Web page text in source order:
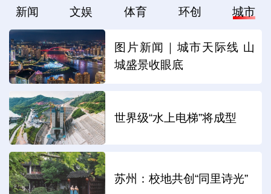
新闻 文娱 体育 环创 城市
图片新闻｜城市天际线 山
城盛景收眼底
世界级“水上电梯”将成型
苏州：校地共创“同里诗光”